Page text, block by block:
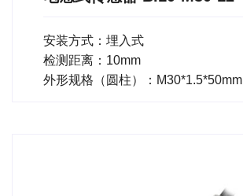
安装方式：埋入式
检测距离：10mm
外形规格（圆柱）：M30*1.5*50mm